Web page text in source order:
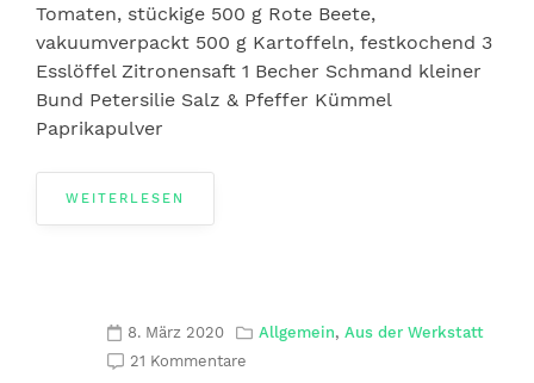
Tomaten, stückige 500 g Rote Beete,
vakuumverpackt 500 g Kartoffeln, festkochend 3
Esslöffel Zitronensaft 1 Becher Schmand kleiner
Bund Petersilie Salz & Pfeffer Kümmel
Paprikapulver
WEITERLESEN
8. März 2020 Allgemein,Aus der Werkstatt
21 Kommentare